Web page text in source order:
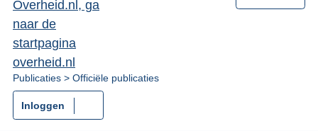
U
bent
nu
hier:
Publicaties Officiële publicaties
Inloggen